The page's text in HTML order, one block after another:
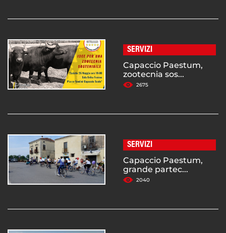
SERVIZI
Capaccio Paestum,
zootecnia sos...
2675
SERVIZI
Capaccio Paestum,
grande partec...
2040